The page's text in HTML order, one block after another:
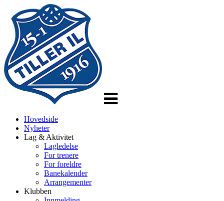
Hovedside
Nyheter
Lag & Aktivitet
Lagledelse
For trenere
For foreldre
Banekalender
Arrangementer
Klubben